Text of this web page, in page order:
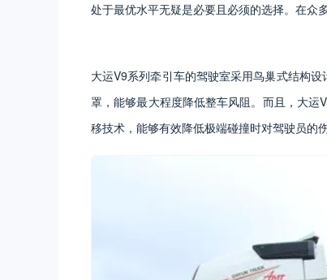
处于最优水平无疑是必要且必须的选择。在众
大运V9系列牵引车的驾驶室采用鸟巢式结构
罩，能够最大程度降低整车风阻。而且，大
移技术，能够有效降低极端碰撞时对驾驶员的伤